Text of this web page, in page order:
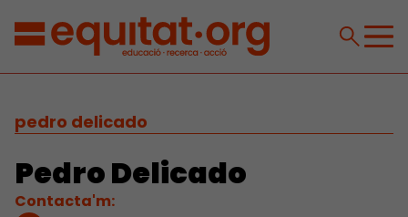
pedro delicado
Pedro Delicado
Contacta'm: